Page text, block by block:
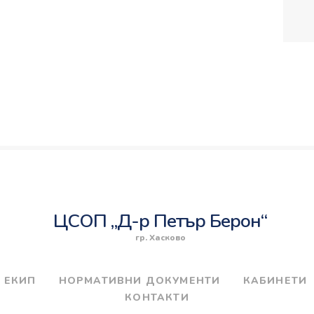
ЦСОП „Д-р Петър Берон“
гр. Хасково
ЕКИП НОРМАТИВНИ ДОКУМЕНТИ КАБИНЕТИ
КОНТАКТИ